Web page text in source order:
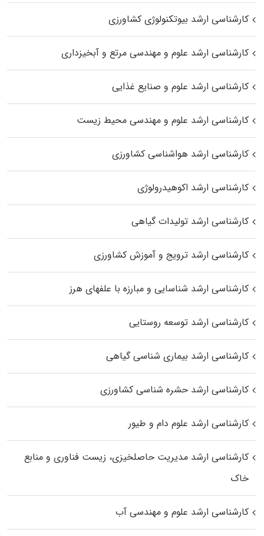
کارشناسی ارشد بیوتکنولوژی کشاورزی
کارشناسی ارشد علوم و مهندسی مرتع و آبخیزداری
کارشناسی ارشد علوم و صنایع غذایی
کارشناسی ارشد علوم و مهندسی محیط زیست
کارشناسی ارشد هواشناسی کشاورزی
کارشناسی ارشد اکوهیدرولوژی
کارشناسی ارشد تولیدات گیاهی
کارشناسی ارشد ترویج و آموزش کشاورزی
کارشناسی ارشد شناسایی و مبارزه با علفهای هرز
کارشناسی ارشد توسعه روستایی
کارشناسی ارشد بیماری‌ شناسی گیاهی
کارشناسی ارشد حشره‌ شناسی کشاورزی
کارشناسی ارشد علوم دام و طیور
کارشناسی ارشد مدیریت حاصلخیزی، زیست فناوری و منابع
خاک
کارشناسی ارشد علوم و مهندسی آب